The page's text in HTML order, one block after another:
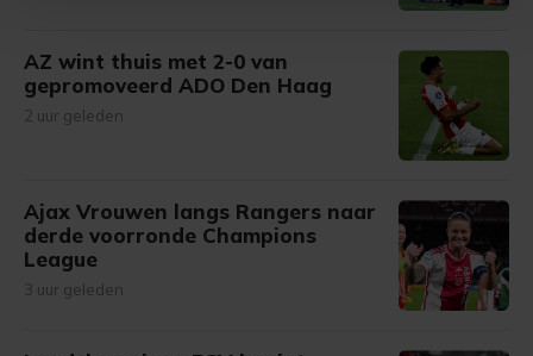
bezoek makkelijker en persoonlijker. Op
onze cookiepagina kun je ons cookiebeleid bekijken en je
gemaakte keuze altijd wijzigen of intrekken.
AZ wint thuis met 2-0 van
gepromoveerd ADO Den Haag
2 uur geleden
Ajax Vrouwen langs Rangers naar
derde voorronde Champions
League
3 uur geleden